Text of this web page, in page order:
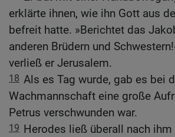
erklärte ihnen, wie ihn Gott aus
befreit hatte. »Berichtet das
anderen Brüdern und
verließ er Jerusalem.
18 Als es Tag wurde, gab es bei
Wachmannschaft eine große
Petrus verschwunden war.
19 Herodes ließ überall nach ihm